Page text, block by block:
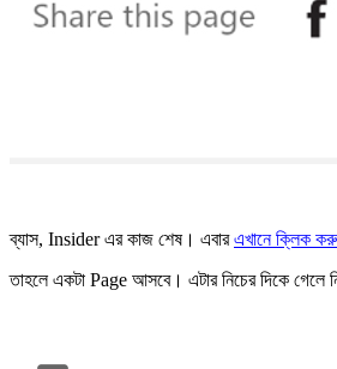
ব্যাস, Insider এর কাজ শেষ। এবারএখানে ক্লিক
তাহলে একটা Page আসবে। এটার নিচের দিকে গেলে